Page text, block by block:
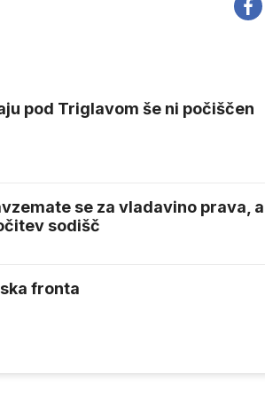
pod Triglavom še ni počiščen
se za vladavino prava,
sodišč
fronta